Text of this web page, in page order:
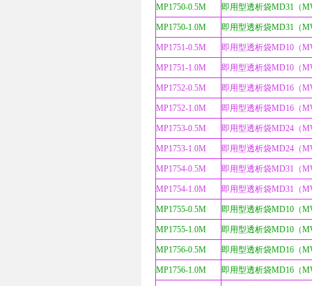
MP1750-0.5M 即用型透析袋MD31（
MP1750-1.0M 即用型透析袋MD31（
MP1751-0.5M 即用型透析袋MD10（
MP1751-1.0M 即用型透析袋MD10（
MP1752-0.5M 即用型透析袋MD16（
MP1752-1.0M 即用型透析袋MD16（
MP1753-0.5M 即用型透析袋MD24（
MP1753-1.0M 即用型透析袋MD24（
MP1754-0.5M 即用型透析袋MD31（
MP1754-1.0M 即用型透析袋MD31（
MP1755-0.5M 即用型透析袋MD10（
MP1755-1.0M 即用型透析袋MD10（
MP1756-0.5M 即用型透析袋MD16（
MP1756-1.0M 即用型透析袋MD16（